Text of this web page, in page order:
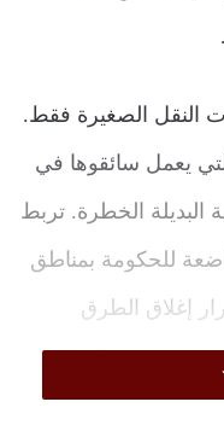
النقل الصغيرة فقط.
يعمل سائقوها في
البديلة الخطرة. تربط
للحكومة بمناطق
إغلاق الطرق
اعادة فتح الطرقات
الماضي، ومخصصة